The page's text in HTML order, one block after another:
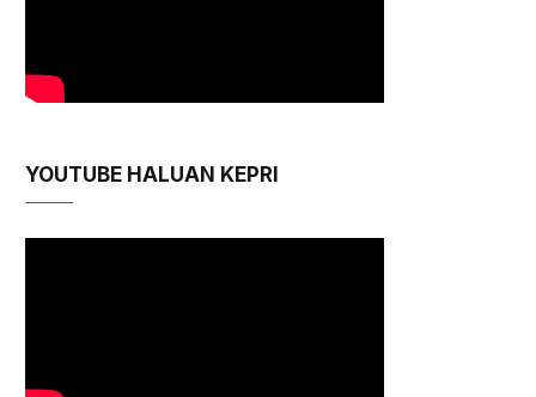
YOUTUBE HALUAN KEPRI